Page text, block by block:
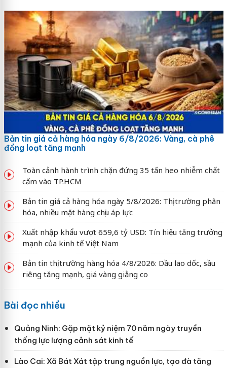
Bản tin giá cả hàng hóa ngày 6/8/2026: Vàng, cà phê
đồng loạt tăng mạnh
Toàn cảnh hành trình chặn đứng 35 tấn heo nhiễm chất
cấm vào TP.HCM
Bản tin giá cả hàng hóa ngày 5/8/2026: Thị trường phân
hóa, nhiều mặt hàng chịu áp lực
Xuất nhập khẩu vượt 659,6 tỷ USD: Tín hiệu tăng trưởng
mạnh của kinh tế Việt Nam
Bản tin thị trường hàng hóa 4/8/2026: Dầu lao dốc, sầu
riêng tăng mạnh, giá vàng giằng co
Bài đọc nhiều
Quảng Ninh: Gặp mặt kỷ niệm 70 năm ngày truyền
thống lực lượng cảnh sát kinh tế
Lào Cai: Xã Bát Xát tập trung nguồn lực, tạo đà tăng